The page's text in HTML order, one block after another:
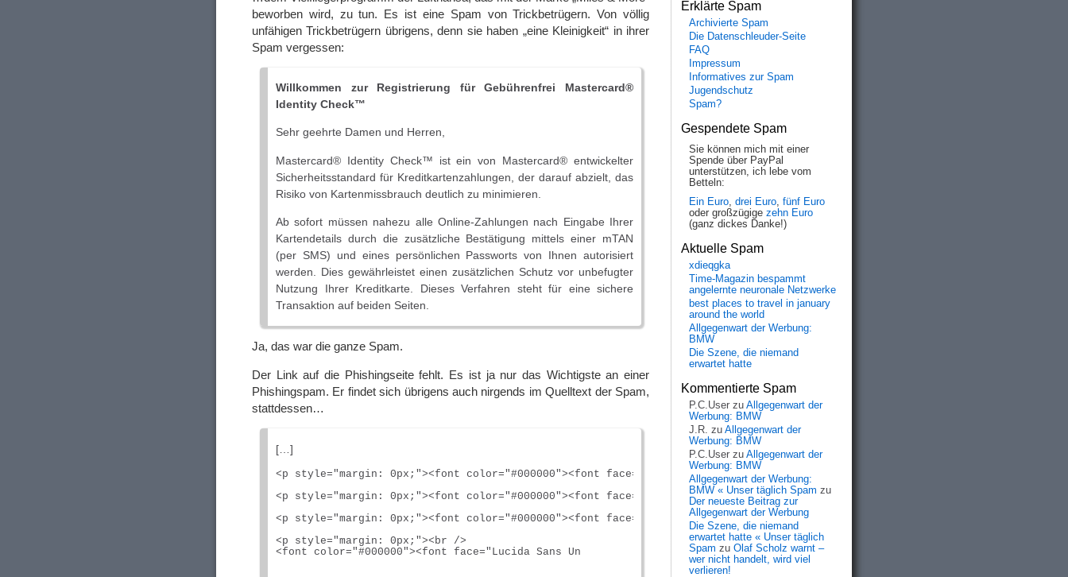
beworben wird, zu tun. Es ist eine Spam von Trickbetrügern. Von völlig
unfähigen Trickbetrügern übrigens, denn sie haben „eine Kleinigkeit“ in ihrer
Spam vergessen:
Willkommen zur Registrierung für Gebührenfrei Mastercard®
Identity Check™
Sehr geehrte Damen und Herren,
Mastercard® Identity Check™ ist ein von Mastercard® entwickelter
Sicherheitsstandard für Kreditkartenzahlungen, der darauf abzielt, das
Risiko von Kartenmissbrauch deutlich zu minimieren.
Ab sofort müssen nahezu alle Online-Zahlungen nach Eingabe Ihrer
Kartendetails durch die zusätzliche Bestätigung mittels einer mTAN
(per SMS) und eines persönlichen Passworts von Ihnen autorisiert
werden. Dies gewährleistet einen zusätzlichen Schutz vor unbefugter
Nutzung Ihrer Kreditkarte. Dieses Verfahren steht für eine sichere
Transaktion auf beiden Seiten.
Ja, das war die ganze Spam.
Der Link auf die Phishingseite fehlt. Es ist ja nur das Wichtigste an einer
Phishingspam. Er findet sich übrigens auch nirgends im Quelltext der Spam,
stattdessen…
[…]
<p style="margin: 0px;"><font color="#000000"><font face="Lucida Sans Unicode"><font color="#000000" face="Arial"><font
<p style="margin: 0px;"><font color="#000000"><font face="Lucida Sans Unicode"><font color="#000000" face="Arial"> </
<p style="margin: 0px;"><font color="#000000"><font face="Lucida Sans Unicode">Ab sofort mÃ¼ssen nahezu alle Online-
<p style="margin: 0px;"><br />
<font color="#000000"><font face="Lucida Sans Un
Erklärte Spam
Archivierte Spam
Die Datenschleuder-Seite
FAQ
Impressum
Informatives zur Spam
Jugendschutz
Spam?
Gespendete Spam
Sie können mich mit einer
Spende über PayPal
unterstützen, ich lebe vom
Betteln:
Ein Euro, drei Euro, fünf Euro
oder großzügige zehn Euro
(ganz dickes Danke!)
Aktuelle Spam
xdieqgka
Time-Magazin bespammt
angelernte neuronale Netzwerke
best places to travel in january
around the world
Allgegenwart der Werbung:
BMW
Die Szene, die niemand
erwartet hatte
Kommentierte Spam
P.C.User zu Allgegenwart der
Werbung: BMW
J.R. zu Allgegenwart der
Werbung: BMW
P.C.User zu Allgegenwart der
Werbung: BMW
Allgegenwart der Werbung:
BMW « Unser täglich Spam zu
Der neueste Beitrag zur
Allgegenwart der Werbung
Die Szene, die niemand
erwartet hatte « Unser täglich
Spam zu Olaf Scholz warnt –
wer nicht handelt, wird viel
verlieren!